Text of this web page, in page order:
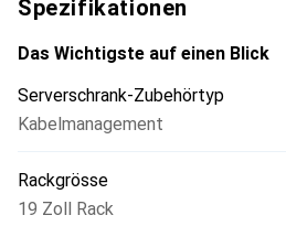
Spezifikationen
Das Wichtigste auf einen Blick
Serverschrank-Zubehörtyp
Kabelmanagement
Rackgrösse
19 Zoll Rack